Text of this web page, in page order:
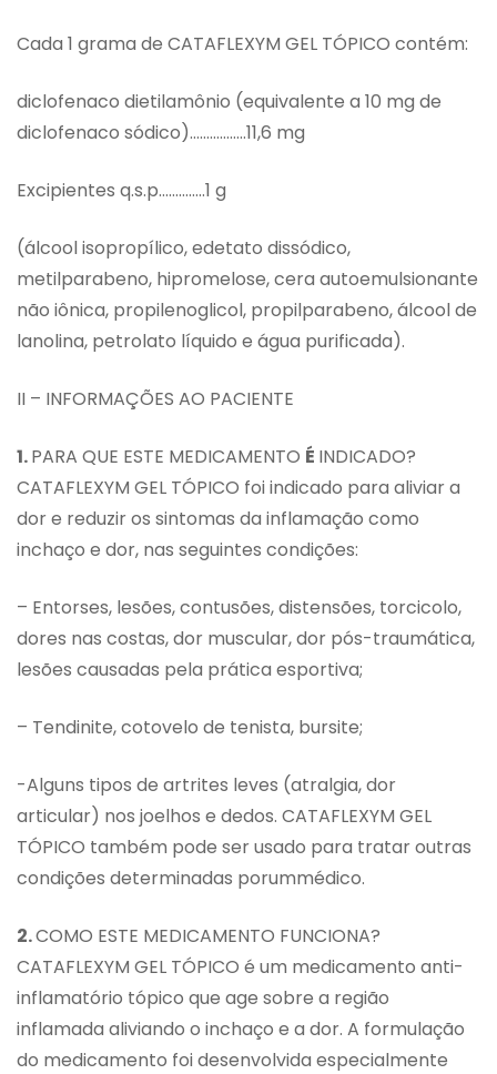
Cada 1 grama de CATAFLEXYM GEL TÓPICO contém:
diclofenaco dietilamônio (equivalente a 10 mg de
diclofenaco sódico)……………..11,6 mg
Excipientes q.s.p…………..1 g
(álcool isopropílico, edetato dissódico,
metilparabeno, hipromelose, cera autoemulsionante
não iônica, propilenoglicol, propilparabeno, álcool de
lanolina, petrolato líquido e água purificada).
II – INFORMAÇÕES AO PACIENTE
1.PARA QUE ESTE MEDICAMENTO É INDICADO?
CATAFLEXYM GEL TÓPICO foi indicado para aliviar a
dor e reduzir os sintomas da inflamação como
inchaço e dor, nas seguintes condições:
– Entorses, lesões, contusões, distensões, torcicolo,
dores nas costas, dor muscular, dor pós-traumática,
lesões causadas pela prática esportiva;
– Tendinite, cotovelo de tenista, bursite;
-Alguns tipos de artrites leves (atralgia, dor
articular) nos joelhos e dedos. CATAFLEXYM GEL
TÓPICO também pode ser usado para tratar outras
condições determinadas porummédico.
2.COMO ESTE MEDICAMENTO FUNCIONA?
CATAFLEXYM GEL TÓPICO é um medicamento anti-
inflamatório tópico que age sobre a região
inflamada aliviando o inchaço e a dor. A formulação
do medicamento foi desenvolvida especialmente